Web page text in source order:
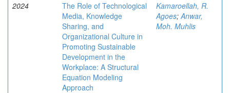
2024
The Role of Technological
Media, Knowledge
Sharing, and
Organizational Culture in
Promoting Sustainable
Development in the
Workplace: A Structural
Equation Modeling
Approach
Kamaroellah, R.
Agoes;Anwar,
Moh. Muhlis